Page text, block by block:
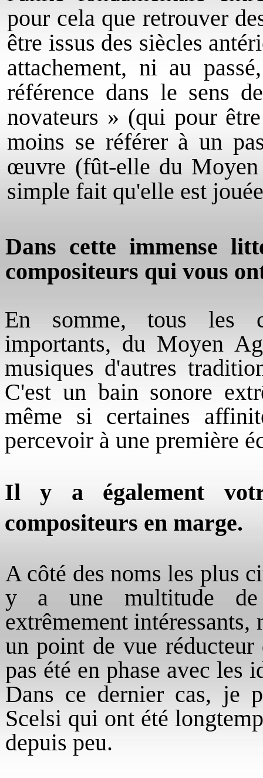
pour cela que retrouver
être issus des siècles
attachement, ni au
référence dans le sens
novateurs » (qui pour
moins se référer à un
œuvre (fût-elle du Moyen
simple fait qu'elle est
Dans cette immense
compositeurs qui vous
En somme, tous les
importants, du Moyen
musiques d'autres
C'est un bain sonore
même si certaines
percevoir à une première
Il y a également
compositeurs en marge.
A côté des noms les plus
y a une multitude de
extrêmement
un point de vue
pas été en phase avec les
Dans ce dernier cas, je
Scelsi qui ont été
depuis peu.